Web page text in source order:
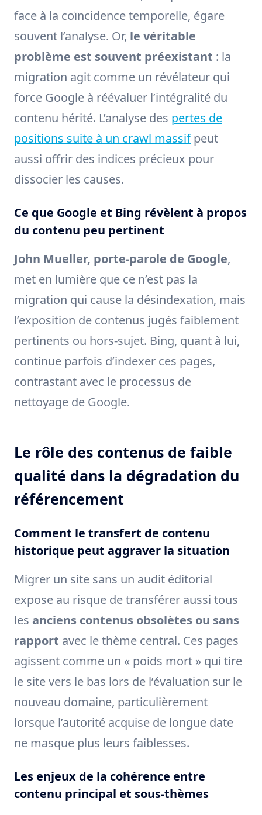
face à la coïncidence temporelle, égare
souvent l’analyse. Or, le véritable
problème est souvent préexistant : la
migration agit comme un révélateur qui
force Google à réévaluer l’intégralité du
contenu hérité. L’analyse des pertes de
positions suite à un crawl massifpeut
aussi offrir des indices précieux pour
dissocier les causes.
Ce que Google et Bing révèlent à propos
du contenu peu pertinent
John Mueller, porte-parole de Google,
met en lumière que ce n’est pas la
migration qui cause la désindexation, mais
l’exposition de contenus jugés faiblement
pertinents ou hors-sujet. Bing, quant à lui,
continue parfois d’indexer ces pages,
contrastant avec le processus de
nettoyage de Google.
Le rôle des contenus de faible
qualité dans la dégradation du
référencement
Comment le transfert de contenu
historique peut aggraver la situation
Migrer un site sans un audit éditorial
expose au risque de transférer aussi tous
les anciens contenus obsolètes ou sans
rapport avec le thème central. Ces pages
agissent comme un « poids mort » qui tire
le site vers le bas lors de l’évaluation sur le
nouveau domaine, particulièrement
lorsque l’autorité acquise de longue date
ne masque plus leurs faiblesses.
Les enjeux de la cohérence entre
contenu principal et sous-thèmes